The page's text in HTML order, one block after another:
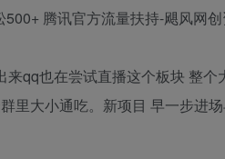
qq也在尝试直播这个板块 整
大小通吃。新项目 早一步进